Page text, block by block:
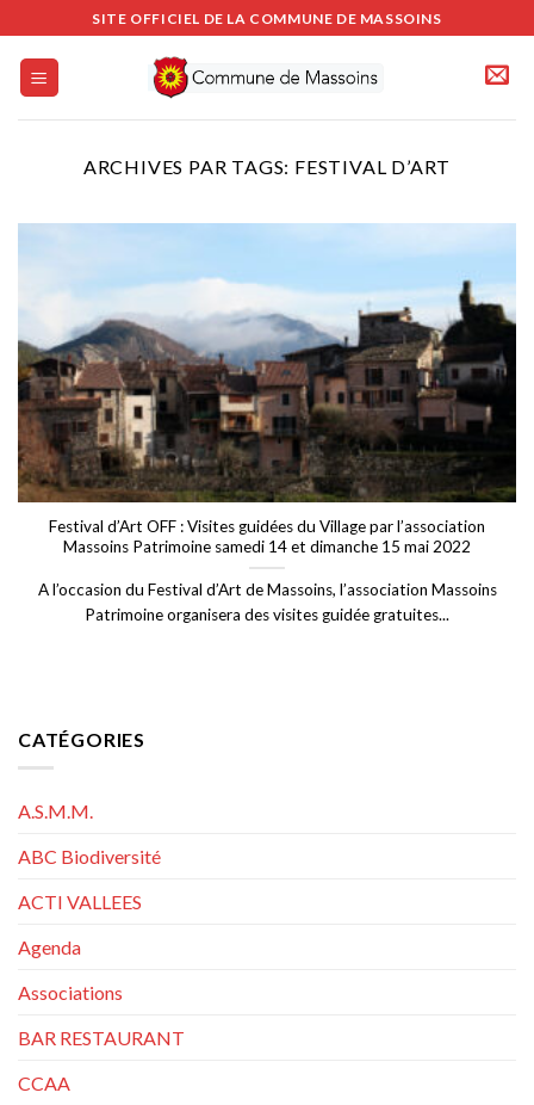
au
contenu
SITE OFFICIEL DE LA COMMUNE DE MASSOINS
ARCHIVES PAR TAGS: FESTIVAL D’ART
Festival d’Art OFF : Visites guidées du Village par l’association
Massoins Patrimoine samedi 14 et dimanche 15 mai 2022
A l’occasion du Festival d’Art de Massoins, l’association Massoins
Patrimoine organisera des visites guidée gratuites...
CATÉGORIES
A.S.M.M.
ABC Biodiversité
ACTI VALLEES
Agenda
Associations
BAR RESTAURANT
CCAA